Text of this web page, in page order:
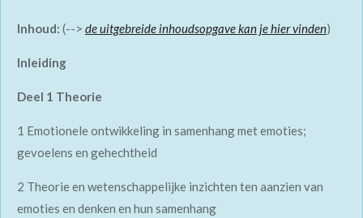
Inhoud: (--> de uitgebreide inhoudsopgave kan je hier vinden)
Inleiding
Deel 1 Theorie
1 Emotionele ontwikkeling in samenhang met emoties;
gevoelens en gehechtheid
2 Theorie en wetenschappelijke inzichten ten aanzien van
emoties en denken en hun samenhang